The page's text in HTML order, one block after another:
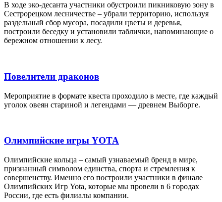
В ходе эко-десанта участники обустроили пикниковую зону в
Сестрорецком лесничестве – убрали территорию, используя
раздельный сбор мусора, посадили цветы и деревья,
построили беседку и установили таблички, напоминающие о
бережном отношении к лесу.
Повелители драконов
Мероприятие в формате квеста проходило в месте, где каждый
уголок овеян стариной и легендами — древнем Выборге.
Олимпийские игры YOTA
Олимпийские кольца – самый узнаваемый бренд в мире,
признанный символом единства, спорта и стремления к
совершенству. Именно его построили участники в финале
Олимпийских Игр Yota, которые мы провели в 6 городах
России, где есть филиалы компании.